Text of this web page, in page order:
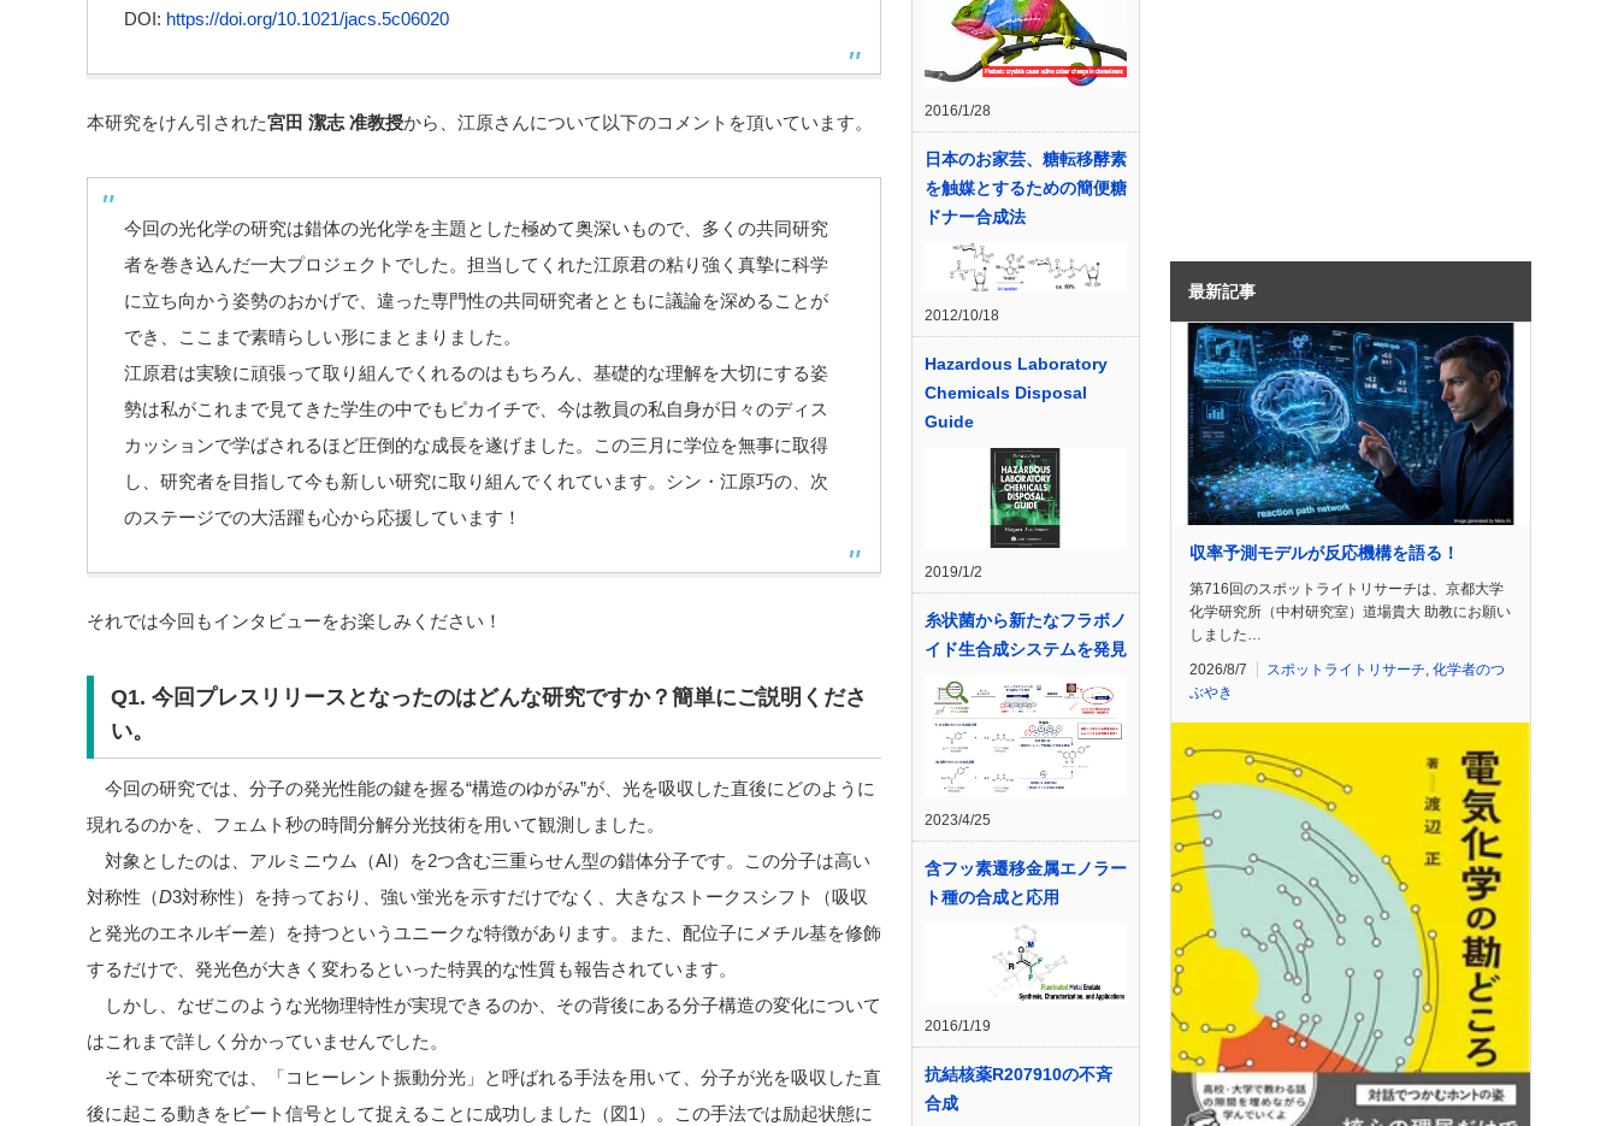
DOI: https://doi.org/10.1021/jacs.5c06020
本研究をけん引された宮田 潔志 准教授から、江原さんについて以下のコメントを頂いています。
今回の光化学の研究は錯体の光化学を主題とした極めて奥深いもので、多くの共同研究
者を巻き込んだ一大プロジェクトでした。担当してくれた江原君の粘り強く真摯に科学
に立ち向かう姿勢のおかげで、違った専門性の共同研究者とともに議論を深めることが
でき、ここまで素晴らしい形にまとまりました。
江原君は実験に頑張って取り組んでくれるのはもちろん、基礎的な理解を大切にする姿
勢は私がこれまで見てきた学生の中でもピカイチで、今は教員の私自身が日々のディス
カッションで学ばされるほど圧倒的な成長を遂げました。この三月に学位を無事に取得
し、研究者を目指して今も新しい研究に取り組んでくれています。シン・江原巧の、次
のステージでの大活躍も心から応援しています！
それでは今回もインタビューをお楽しみください！
Q1. 今回プレスリリースとなったのはどんな研究ですか？簡単にご説明くださ
い。
今回の研究では、分子の発光性能の鍵を握る“構造のゆがみ”が、光を吸収した直後にどのように
現れるのかを、フェムト秒の時間分解分光技術を用いて観測しました。
対象としたのは、アルミニウム（Al）を2つ含む三重らせん型の錯体分子です。この分子は高い
対称性（D3対称性）を持っており、強い蛍光を示すだけでなく、大きなストークスシフト（吸収
と発光のエネルギー差）を持つというユニークな特徴があります。また、配位子にメチル基を修飾
するだけで、発光色が大きく変わるといった特異的な性質も報告されています。
しかし、なぜこのような光物理特性が実現できるのか、その背後にある分子構造の変化について
はこれまで詳しく分かっていませんでした。
そこで本研究では、「コヒーレント振動分光」と呼ばれる手法を用いて、分子が光を吸収した直
後に起こる動きをビート信号として捉えることに成功しました（図1）。この手法では励起状態に
2016/1/28
日本のお家芸、糖転移酵素
を触媒とするための簡便糖
ドナー合成法
2012/10/18
Hazardous Laboratory
Chemicals Disposal
Guide
2019/1/2
糸状菌から新たなフラボノ
イド生合成システムを発見
2023/4/25
含フッ素遷移金属エノラー
ト種の合成と応用
2016/1/19
抗結核薬R207910の不斉
合成
最新記事
収率予測モデルが反応機構を語る！
第716回のスポットライトリサーチは、京都大学
化学研究所（中村研究室）道場貴大 助教にお願い
しました…
2026/8/7 スポットライトリサーチ 化学者のつ
ぶやき